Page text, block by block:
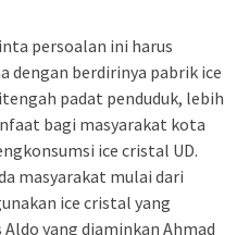
persoalan ini harus
dengan berdirinya pabrik ice
padat penduduk, lebih
bagi masyarakat kota
ice cristal UD.
masyarakat mulai dari
ice cristal yang
yang diaminkan Ahmad